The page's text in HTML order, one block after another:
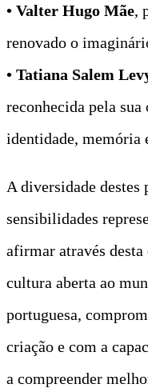
• Valter Hugo Mãe,
renovado o
• Tatiana Salem
reconhecida pela
identidade, memória
A diversidade destes
sensibilidades
afirmar através
cultura aberta ao
portuguesa,
criação e com a
a compreender